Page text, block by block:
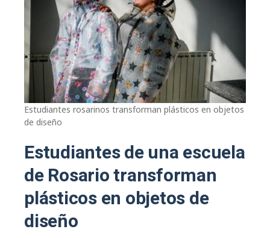
Estudiantes rosarinos transforman plásticos en objetos
de diseño
Estudiantes de una escuela
de Rosario transforman
plásticos en objetos de
diseño